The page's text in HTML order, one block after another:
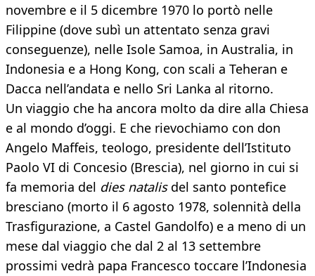
novembre e il 5 dicembre 1970 lo portò nelle
Filippine (dove subì un attentato senza gravi
conseguenze), nelle Isole Samoa, in Australia, in
Indonesia e a Hong Kong, con scali a Teheran e
Dacca nell’andata e nello Sri Lanka al ritorno.
Un viaggio che ha ancora molto da dire alla Chiesa
e al mondo d’oggi. E che rievochiamo con don
Angelo Maffeis, teologo, presidente dell’Istituto
Paolo VI di Concesio (Brescia), nel giorno in cui si
fa memoria del dies natalisdel santo pontefice
bresciano (morto il 6 agosto 1978, solennità della
Trasfigurazione, a Castel Gandolfo) e a meno di un
mese dal viaggio che dal 2 al 13 settembre
prossimi vedrà papa Francesco toccare l’Indonesia